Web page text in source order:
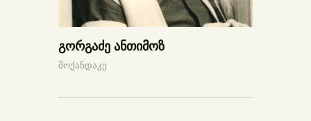
გორგაძე ანთიმოზ
მოქანდაკე